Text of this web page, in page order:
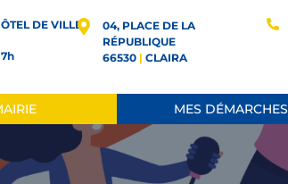
DE VILLE
04, PLACE DE LA
RÉPUBLIQUE
66530| CLAIRA
MES DÉMARCHES